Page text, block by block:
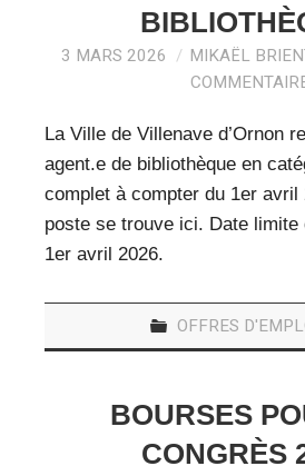
3 MARS 2026 MIKAËL
La Ville de Villenave d’Ornon
agent.e de bibliothèque en
complet à compter du 1er avril
poste se trouve ici. Date limite
1er avril 2026.
OFFRES
BOURSES
CONGRÈS